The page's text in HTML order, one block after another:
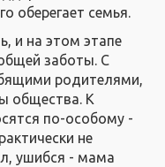
оберегает семья.
и на этом этапе
заботы. С
родителями,
общества. К
по-особому -
не
ушибся - мама